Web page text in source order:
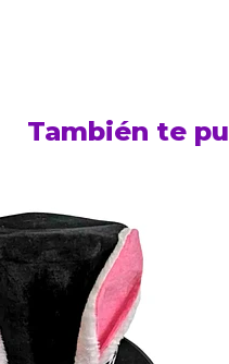
También te